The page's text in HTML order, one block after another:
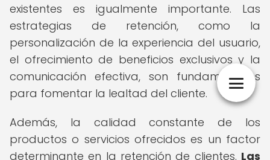
existentes es igualmente importante. Las
estrategias de retención, como la
personalización de la experiencia del usuario,
el ofrecimiento de beneficios exclusivos y la
comunicación efectiva, son fundamentales
para fomentar la lealtad del cliente.
Además, la calidad constante de los
productos o servicios ofrecidos es un factor
determinante en la retención de clientes. Las